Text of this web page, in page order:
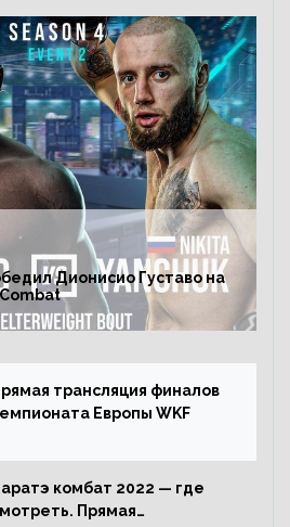
Дионисио Густаво на
трансляция финалов
Европы WKF
комбат 2022 — где
Прямая